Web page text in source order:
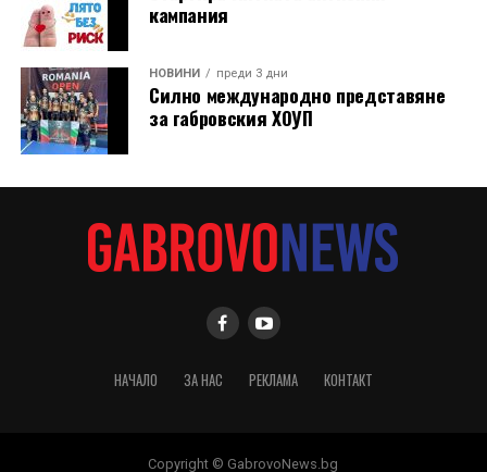
кампания
НОВИНИ преди 3 дни
Силно международно представяне
за габровския ХОУП
НАЧАЛО ЗА НАС РЕКЛАМА КОНТАКТ
Copyright © GabrovoNews.bg